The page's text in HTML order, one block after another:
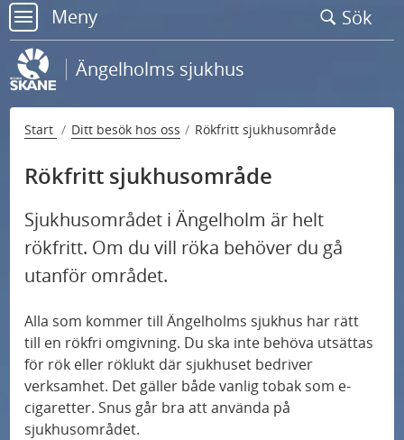
Gå
till
sidans
innehåll
Meny
Hitta hit och parkering
Praktisk information
Egen vårdbegäran
Regler och rättigheter
Rökfritt sjukhusområde
Sök
meny
Ängelholms sjukhus
Start Ditt besök hos oss Rökfritt sjukhusområde
Rökfritt sjukhusområde
Sjukhusområdet i Ängelholm är helt
rökfritt. Om du vill röka behöver du gå
utanför området.
Alla som kommer till Ängelholms sjukhus har rätt
till en rökfri omgivning. Du ska inte behöva utsättas
för rök eller röklukt där sjukhuset bedriver
verksamhet. Det gäller både vanlig tobak som e-
cigaretter. Snus går bra att använda på
sjukhusområdet.